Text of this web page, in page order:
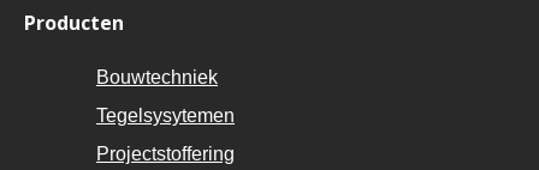
Producten
Bouwtechniek
Tegelsysytemen
Projectstoffering